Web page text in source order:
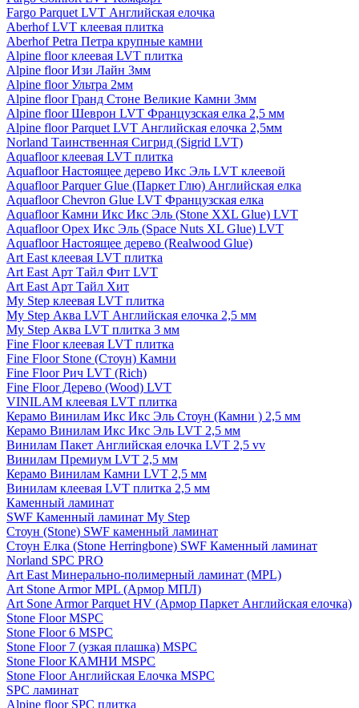
Fargo Parquet LVT Английская елочка
Aberhof LVT клеевая плитка
Aberhof Petra Петра крупные камни
Alpine floor клеевая LVT плитка
Alpine floor Изи Лайн 3мм
Alpine floor Ультра 2мм
Alpine floor Гранд Стоне Великие Камни 3мм
Alpine floor Шеврон LVT Французская елка 2,5 мм
Alpine floor Parquet LVT Английская елочка 2,5мм
Norland Таинственная Сигрид (Sigrid LVT)
Aquafloor клеевая LVT плитка
Aquafloor Настоящее дерево Икс Эль LVT клеевой
Aquafloor Parquer Glue (Паркет Глю) Английская елка
Aquafloor Chevron Glue LVT Французская елка
Aquafloor Камни Икс Икс Эль (Stone XXL Glue) LVT
Aquafloor Орех Икс Эль (Space Nuts XL Glue) LVT
Aquafloor Настоящее дерево (Realwood Glue)
Art East клеевая LVT плитка
Art East Арт Тайл Фит LVT
Art East Арт Тайл Хит
My Step клеевая LVT плитка
My Step Аква LVT Английская елочка 2,5 мм
My Step Аква LVT плитка 3 мм
Fine Floor клеевая LVT плитка
Fine Floor Stone (Стоун) Камни
Fine Floor Рич LVT (Rich)
Fine Floor Дерево (Wood) LVT
VINILAM клеевая LVT плитка
Керамо Винилам Икс Икс Эль Стоун (Камни ) 2,5 мм
Керамо Винилам Икс Икс Эль LVT 2,5 мм
Винилам Пакет Английская елочка LVT 2,5 vv
Винилам Премиум LVT 2,5 мм
Керамо Винилам Камни LVT 2,5 мм
Винилам клеевая LVT плитка 2,5 мм
Каменный ламинат
SWF Каменный ламинат My Step
Стоун (Stone) SWF каменный ламинат
Стоун Елка (Stone Herringbone) SWF Каменный ламинат
Norland SPC PRO
Art East Минерально-полимерный ламинат (MPL)
Art Stone Armor MPL (Армор МПЛ)
Art Sone Armor Parquet HV (Армор Паркет Английская елочка)
Stone Floor MSPC
Stone Floor 6 MSPC
Stone Floor 7 (узкая плашка) MSPC
Stone Floor КАМНИ MSPC
Stone Floor Английская Елочка MSPC
SPC ламинат
Alpine floor SPC плитка